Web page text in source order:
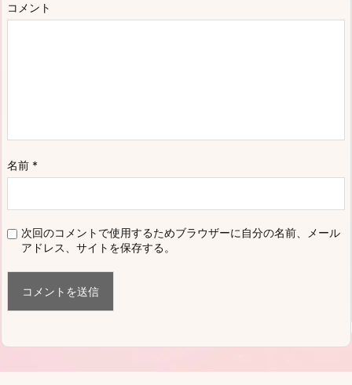
コメント
名前 *
次回のコメントで使用するためブラウザーに自分の名前、メール
アドレス、サイトを保存する。